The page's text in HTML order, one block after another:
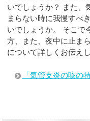
いでしょうか？ また、
まらない時に我慢すべ
いでしょうか。 そこで
方、また、夜中に止ま
について詳しくお伝え
「気管支炎の咳の